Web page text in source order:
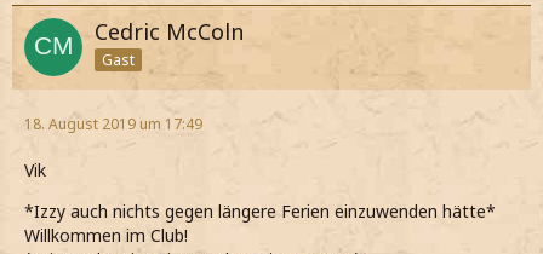
Cedric McColn
Gast
18. August 2019 um 17:49
Vik
*Izzy auch nichts gegen längere Ferien einzuwenden hätte*
Willkommen im Club!